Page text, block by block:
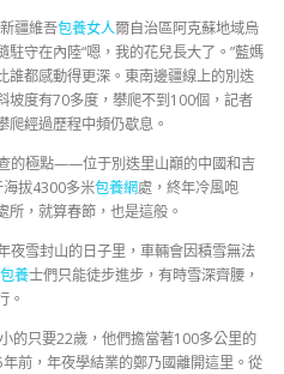
疆維吾包養女人爾自治區阿克蘇地域烏
守在內陸“嗯，我的花兒長大了。”藍媽
誰都感動得更深。東南邊疆線上的別迭
坡度有70多度，攀爬不到100個，記者
經過歷程中頻仍歇息。
的極點——位于別迭里山巔的中國和吉
拔4300多米包養網處，終年冷風咆
，就算春節，也是這般。
夜雪封山的日子里，車輛會因積雪無法
包養士們只能徒步進步，有時雪深齊腰，
。
的只要22歲，他們擔當著100多公里的
前，年夜學結業的鄭乃國離開這里。從